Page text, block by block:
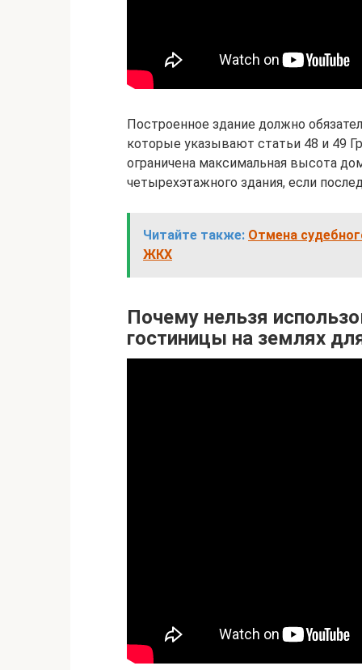
Построенное здание должно
которые указывают статьи 48 и 49
ограничена максимальная высота
четырехэтажного здания, если
Читайте также: Отмена
ЖКХ
Почему нельзя
гостиницы на землях